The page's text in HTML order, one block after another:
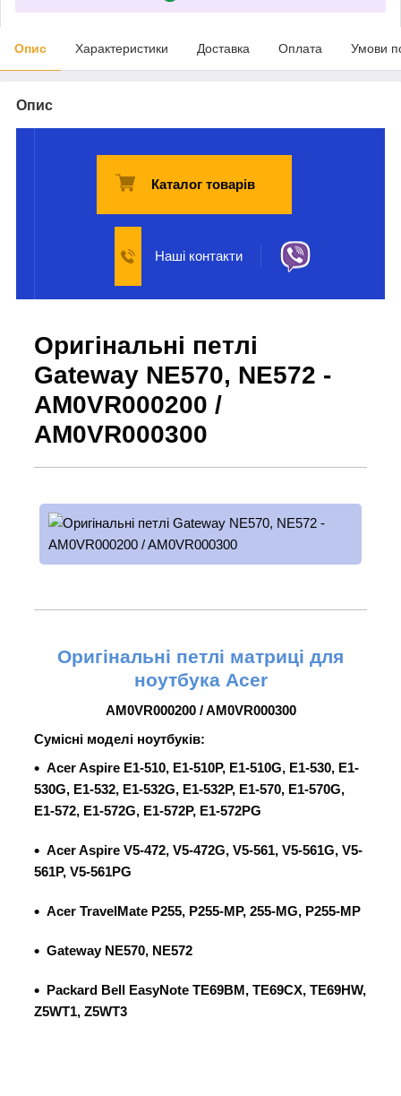
Опис Характеристики Доставка Оплата Умови
Опис
Каталог товарів
Наші контакти
Оригінальні петлі
Gateway NE570, NE572 -
AM0VR000200 /
AM0VR000300
Оригінальні петлі матриці для
ноутбука Acer
AM0VR000200 / AM0VR000300
Сумісні моделі ноутбуків:
Acer Aspire E1-510, E1-510P, E1-510G, E1-530, E1-
530G, E1-532, E1-532G, E1-532P, E1-570, E1-570G,
E1-572, E1-572G, E1-572P, E1-572PG
Acer Aspire V5-472, V5-472G, V5-561, V5-561G, V5-
561P, V5-561PG
Acer TravelMate P255, P255-MP, 255-MG, P255-MP
GatewayNE570, NE572
Packard Bell EasyNote TE69BM, TE69CX, TE69HW,
Z5WT1, Z5WT3